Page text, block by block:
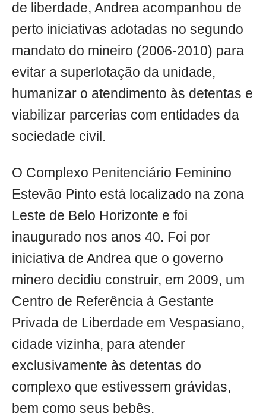
de liberdade, Andrea acompanhou de
perto iniciativas adotadas no segundo
mandato do mineiro (2006-2010) para
evitar a superlotação da unidade,
humanizar o atendimento às detentas e
viabilizar parcerias com entidades da
sociedade civil.
O Complexo Penitenciário Feminino
Estevão Pinto está localizado na zona
Leste de Belo Horizonte e foi
inaugurado nos anos 40. Foi por
iniciativa de Andrea que o governo
minero decidiu construir, em 2009, um
Centro de Referência à Gestante
Privada de Liberdade em Vespasiano,
cidade vizinha, para atender
exclusivamente às detentas do
complexo que estivessem grávidas,
bem como seus bebês.